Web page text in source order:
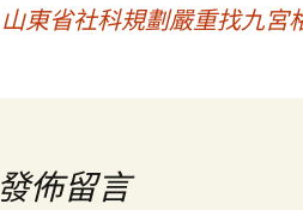
山東省社科規劃嚴重找九宮
發佈留言